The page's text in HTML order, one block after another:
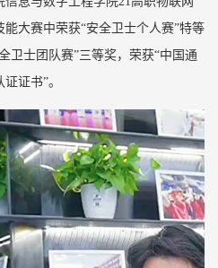
能大赛中荣获“安全卫士个人赛”特等
卫士团队赛”三等奖，荣获“中国通
证书”。